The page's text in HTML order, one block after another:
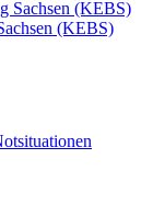
(KEBS)